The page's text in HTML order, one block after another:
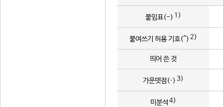
붙임표(-) 1)
붙여쓰기 허용 기호(^) 2)
띄어 쓴 것
가운뎃점(·) 3)
미분석 4)